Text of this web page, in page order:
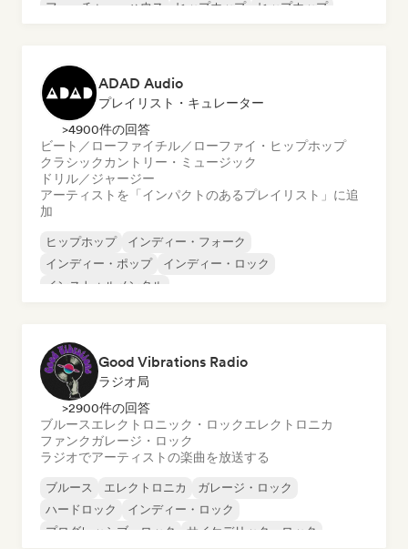
フューチャー・ハウス
ヒップホップ
ヒップホップ
ADAD Audio
プレイリスト・キュレーター
>4900件の回答
ビート／ローファイチル／ローファイ・ヒップホップ
クラシック カントリー・ミュージック
ドリル／ジャージー
アーティストを「インパクトのあるプレイリスト」に追
加
ヒップホップ
インディー・フォーク
インディー・ポップ
インディー・ロック
インストゥルメンタル
Good Vibrations Radio
ラジオ局
>2900件の回答
ブルースエレクトロニック・ロックエレクトロニカ
ファンクガレージ・ロック
ラジオでアーティストの楽曲を放送する
ブルース エレクトロニカ
ガレージ・ロック
ハードロック
インディー・ロック
プログレッシブ・ロック
サイケデリック・ロック